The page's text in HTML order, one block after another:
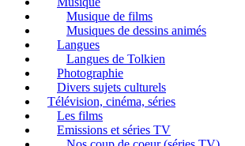
Musique de films
Musiques de dessins animés
Langues
Langues de Tolkien
Photographie
Divers sujets culturels
Télévision, cinéma, séries
Les films
Emissions et séries TV